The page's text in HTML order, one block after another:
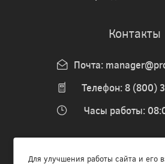
Для улучшения работы сайта и его
Контакты
Почта:
Телефон:8 (800)
Часы работы: